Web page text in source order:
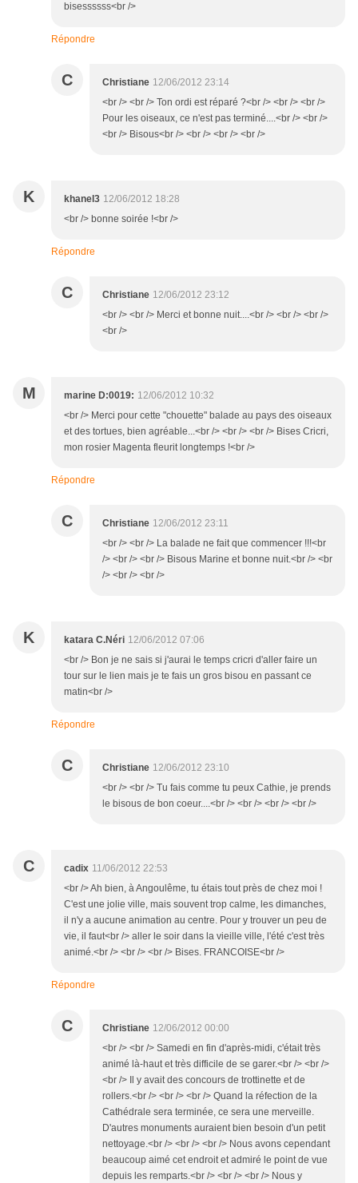
bisessssss<br />
Répondre
C Christiane 12/06/2012 23:14
<br /> <br /> Ton ordi est réparé ?<br /> <br /> <br />
Pour les oiseaux, ce n'est pas terminé....<br /> <br />
<br /> Bisous<br /> <br /> <br /> <br />
K khanel3 12/06/2012 18:28
<br /> bonne soirée !<br />
Répondre
C Christiane 12/06/2012 23:12
<br /> <br /> Merci et bonne nuit....<br /> <br /> <br />
<br />
M marine D:0019: 12/06/2012 10:32
<br /> Merci pour cette "chouette" balade au pays des oiseaux
et des tortues, bien agréable...<br /> <br /> <br /> Bises Cricri,
mon rosier Magenta fleurit longtemps !<br />
Répondre
C Christiane 12/06/2012 23:11
<br /> <br /> La balade ne fait que commencer !!!<br
/> <br /> <br /> Bisous Marine et bonne nuit.<br /> <br
/> <br /> <br />
K katara C.Néri 12/06/2012 07:06
<br /> Bon je ne sais si j'aurai le temps cricri d'aller faire un
tour sur le lien mais je te fais un gros bisou en passant ce
matin<br />
Répondre
C Christiane 12/06/2012 23:10
<br /> <br /> Tu fais comme tu peux Cathie, je prends
le bisous de bon coeur....<br /> <br /> <br /> <br />
C cadix 11/06/2012 22:53
<br /> Ah bien, à Angoulême, tu étais tout près de chez moi !
C'est une jolie ville, mais souvent trop calme, les dimanches,
il n'y a aucune animation au centre. Pour y trouver un peu de
vie, il faut<br /> aller le soir dans la vieille ville, l'été c'est très
animé.<br /> <br /> <br /> Bises. FRANCOISE<br />
Répondre
C Christiane 12/06/2012 00:00
<br /> <br /> Samedi en fin d'après-midi, c'était très
animé là-haut et très difficile de se garer.<br /> <br />
<br /> Il y avait des concours de trottinette et de
rollers.<br /> <br /> <br /> Quand la réfection de la
Cathédrale sera terminée, ce sera une merveille.
D'autres monuments auraient bien besoin d'un petit
nettoyage.<br /> <br /> <br /> Nous avons cependant
beaucoup aimé cet endroit et admiré le point de vue
depuis les remparts.<br /> <br /> <br /> Nous y